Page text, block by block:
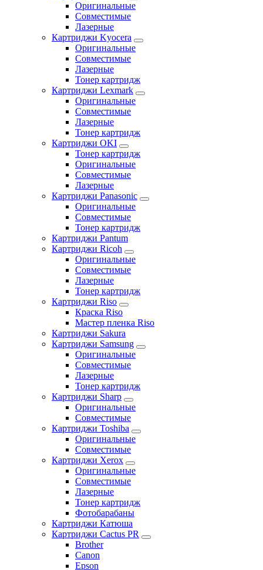
Оригинальные
Совместимые
Лазерные
Картриджи Kyocera
Оригинальные
Совместимые
Лазерные
Тонер картридж
Картриджи Lexmark
Оригинальные
Совместимые
Лазерные
Тонер картридж
Картриджи OKI
Тонер картридж
Оригинальные
Совместимые
Лазерные
Картриджи Panasonic
Оригинальные
Совместимые
Тонер картридж
Картриджи Pantum
Картриджи Ricoh
Оригинальные
Совместимые
Лазерные
Тонер картридж
Картриджи Riso
Краска Riso
Мастер пленка Riso
Картриджи Sakura
Картриджи Samsung
Оригинальные
Совместимые
Лазерные
Тонер картридж
Картриджи Sharp
Оригинальные
Совместимые
Картриджи Toshiba
Оригинальные
Совместимые
Картриджи Xerox
Оригинальные
Совместимые
Лазерные
Тонер картридж
Фотобарабаны
Картриджи Катюша
Картриджи Cactus PR
Brother
Canon
Epson